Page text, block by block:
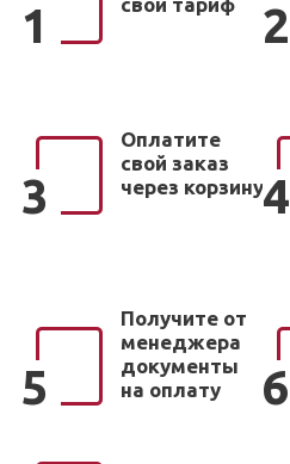
1 свой тариф 2
3
Оплатите
свой заказ
через корзину4
5
Получите от
менеджера
документы
на оплату
6